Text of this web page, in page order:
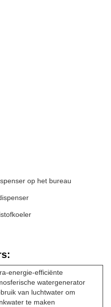
op het bureau
energie-efficiënte
watergenerator
van luchtwater om
te maken